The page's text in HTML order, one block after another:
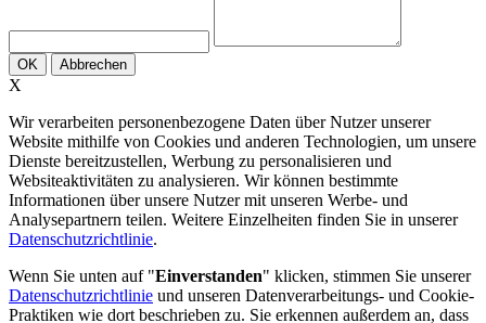
OK Abbrechen
X
Wir verarbeiten personenbezogene Daten über Nutzer unserer
Website mithilfe von Cookies und anderen Technologien, um unsere
Dienste bereitzustellen, Werbung zu personalisieren und
Websiteaktivitäten zu analysieren. Wir können bestimmte
Informationen über unsere Nutzer mit unseren Werbe- und
Analysepartnern teilen. Weitere Einzelheiten finden Sie in unserer
Datenschutzrichtlinie.
Wenn Sie unten auf "Einverstanden" klicken, stimmen Sie unserer
Datenschutzrichtlinie und unseren Datenverarbeitungs- und Cookie-
Praktiken wie dort beschrieben zu. Sie erkennen außerdem an, dass